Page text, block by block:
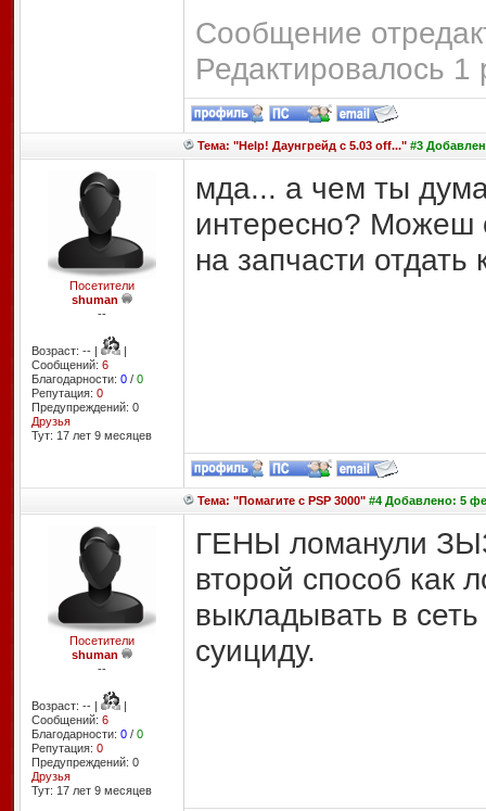
Сообщение
Редактировалось 1
Тема: "Help! Даунгрейд с 5.03 off..."#3
Посетители
shuman
--
Возраст: -- |
|
Сообщений: 6
Благодарности: 0/ 0
Репутация: 0
Предупреждений: 0
Друзья
Тут: 17 лет 9 месяцев
мда... а чем ты
интересно? Можеш
на запчасти отдать
Тема: "Помагите с PSP 3000"#4 Добавлено: 5
Посетители
shuman
--
Возраст: -- |
|
Сообщений: 6
Благодарности: 0/ 0
Репутация: 0
Предупреждений: 0
Друзья
Тут: 17 лет 9 месяцев
ГЕНЫ ломанули
второй способ как
выкладывать в сеть
суициду.